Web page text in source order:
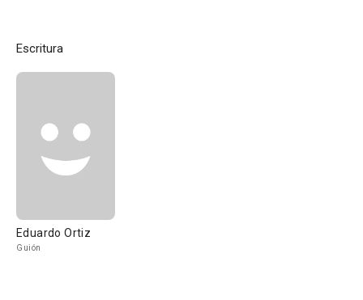
Escritura
Eduardo Ortiz
Guión